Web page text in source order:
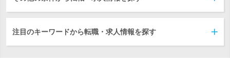
注目のキーワードから転職・求人情報を探す